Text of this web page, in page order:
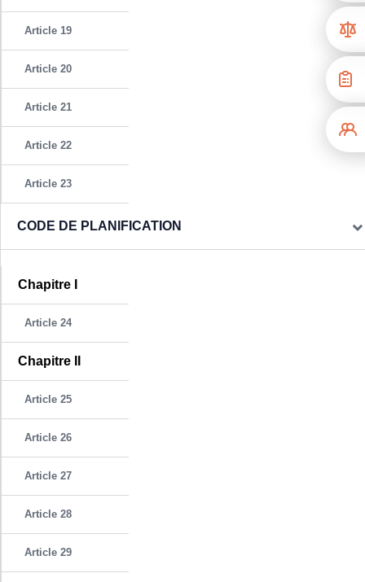
Article 19
Article 20
Article 21
Article 22
Article 23
CODE DE PLANIFICATION
Chapitre I
Article 24
Chapitre II
Article 25
Article 26
Article 27
Article 28
Article 29